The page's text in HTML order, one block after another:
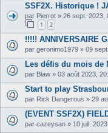
SSF2X. Historique !
par Pierrot » 26 sept. 2023,
1 2
!!!!! ANNIVERSAIRE
par geronimo1979 » 09
Les défis du mois de
par Blaw » 03 août 2023,
Start to play
par Rick Dangerous » 29
(EVENT SSF2X)
par cazeysan » 10 juil.